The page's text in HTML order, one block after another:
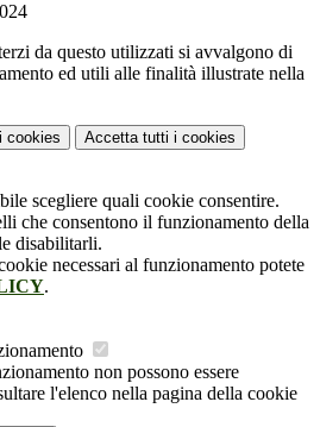
da questo utilizzati si avvalgono di
ed utili alle finalità illustrate nella
i cookies Accetta tutti i cookies
scegliere quali cookie consentire.
che consentono il funzionamento della
disabilitarli.
necessari al funzionamento potete
.
non possono essere
l'elenco nella pagina della cookie